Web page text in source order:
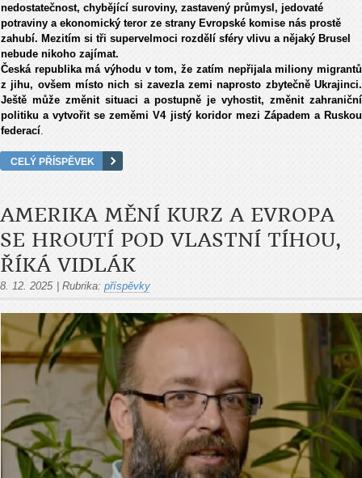
nedostatečnost, chybějící suroviny, zastavený průmysl, jedovaté
potraviny a ekonomický teror ze strany Evropské komise nás prostě
zahubí. Mezitím si tři supervelmoci rozdělí sféry vlivu a nějaký Brusel
nebude nikoho zajímat.
Česká republika má výhodu v tom, že zatím nepřijala miliony migrantů
z jihu, ovšem místo nich si zavezla zemi naprosto zbytečně Ukrajinci.
Ještě může změnit situaci a postupně je vyhostit, změnit zahraniční
politiku a vytvořit se zeměmi V4 jistý koridor mezi Západem a Ruskou
federací
CELÝ PŘÍSPĚVEK
AMERIKA MĚNÍ KURZ A EVROPA
SE HROUTÍ POD VLASTNÍ TÍHOU,
ŘÍKÁ VIDLÁK
8. 12. 2025 Rubrika: příspěvky